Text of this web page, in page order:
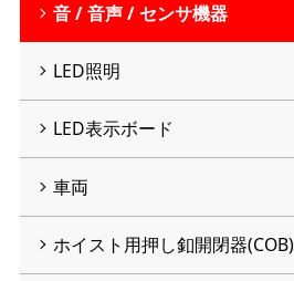
音 / 音声 / センサ機器
LED照明
LED表示ボード
車両
ホイスト用押し釦開閉器(COB)